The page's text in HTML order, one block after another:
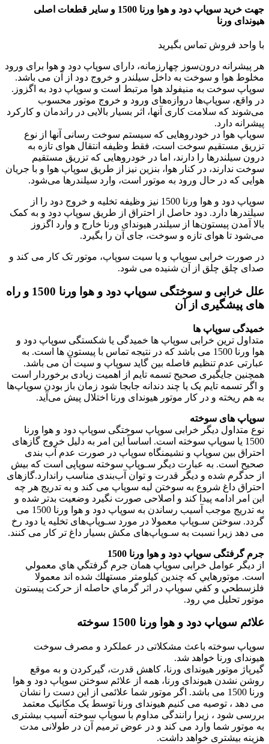
جهت خرید سوپاپ دود و هوا ورنا 1500 و سایر قطعات اصلی
هیوندای ورنا
با واحد فروش تماس بگیرید
هر پیشرانه درون‌سوز چهارزمانه، دارای سوپاپ دود و هوا برای ورود
مخلوط هوا و سوخت به داخل سیلندر و خروج دود از آن می باشد.
سوپاپ سوخت به منیفولد هوا مرتبط است و سوپاپ دود به اگزوز.
در واقع، سوپاپ‌ها دروازه‌های ورود و خروج موتور محسوب
می‌شوند که سلامت کاری آنها، اثر بسیار بالایی در راندمان و کارکرد
پیشرانه دارد.
سوپاپ هوا در خودروهایی که سیستم سوخت رسانی آنها از نوع
تزریق مستقیم سوخت است، فقط وظیفه انتقال هوای تازه به
درون سیلندرها را دارند، اما در خودروهایی که تزریق مستقیم
سوخت ندارند، در کنار هوا، بنزین نیز از طریق سوپاپ هوا و با جریان
هوایی که در حال ورود به موتور است، وارد سیلندرها می‌شود.
سوپاپ دود و هوا ورنا 1500 نیز وظیفه تخلیه و خروج دود را از
سیلندرها دارد. دود حاصل از احتراق از طریق سوپاپ دود و به کمک
بالا آمدن پیستون‌ها از سیلندر هیوندای ورنا خارج و وارد اگزوز
می‌شود تا هوای تازه و سوخت، جای آن را بگیرد.
در صورت خرابی سوپاپ و یا سیت سوپاپ، موتور تک کار می کند و
صدای چلق چلق از آن شنیده می شود.
علل خرابی و سوختگی سوپاپ دود و هوا ورنا 1500 و راه
های پیشگیری از آن
خمیدگی سوپاپ ها
متداول ترین خرابی سوپاپ ها خمیدگی یا شکستگی سوپاپ دود و
هوا ورنا 1500 می باشد که در نتیجه تماس با پیستون ها است. به
عبارتی عدم تنظيم فاصله بين گايد سوپاپ و سيت آن می باشد.
همچنین جایگیری صحیح تسمه تایم از اهمیت زیادی برخوردار است
و اگر تسمه تایم یک یا چند دندانه جابجا شود زمان باز بودن سوپاپ‌ها
به هم ریخته و در کار موتور هیوندای ورنا اختلال پیش می‌آید.
سوپاپ های سوخته
نوع متداول دیگر خرابی سوپاپ سوختگی سوپاپ دود و هوا ورنا
1500 یا سوپاپ سوخته است. اساساً این امر به دلیل خروج گازهای
احتراق بین سوپاپ و نشیمنگاه سوپاپ در صورت عدم آب بندی
صحیح است. به عبارت دیگر سـوپاپ سوخته سوپاپی است که بیش
از حدگرم شده و دیگر قدرت و توان آب‌بندی مناسب راندارد.گازهای
احتراق داغ شروع به سوختن لبه سوپاپ می کند و به تدریج هر چه
این امر ادامه پیدا کند و اصلاحی صورت نگیرد وضعیت بدتر شده و
به تدریج موجب آسیب رساندن به سوپاپ دود و هوا ورنا 1500 می
گردد. سوختن سـوپاپ معمولا در مورد سـوپاپ‌های تخلیه یا دود رخ
می دهد زیرا نسبت به سـوپاپ‌های مکش بسیار داغ تر کار می کنند.
جرم گرفتگی سوپاپ دود و هوا ورنا 1500
از دیگر عوامل خرابی سوپاپ همان جرم گرفتگي هاي معمولي
است. موتورهايي كه چندين كيلومتر مستهلك شده اند معمولا
فلزسطحي و كفي سوپاپ در اثر گرماي حاصله از حركت پيستون
موتور تحليل مي رود.
علائم سوپاپ دود و هوا ورنا 1500 سوخته
سوپاپ سوخته باعث مشکلاتی در عملکرد و مصرف سوخت
هیوندای ورنا خواهد شد.
گیرپاژ موتور هیوندای ورنا، کاهش قدرت، گیرکردن و به موقع
روشن نشدن هیوندای ورنا، همه از علائم سوختن سوپاپ دود و هوا
ورنا 1500 می باشد. اگر موتور شما علائمی از این دست را نشان
می دهد ، توصیه می کنیم هیوندای ورنا توسط یک مکانیک معتمد
بررسی شود ، زیرا رانندگی مداوم با سوپاپ سوخته آسیب بیشتری
به موتور شما وارد می کند و در عوض ترمیم آن در طولانی مدت
هزینه بیشتری خواهد داشت.